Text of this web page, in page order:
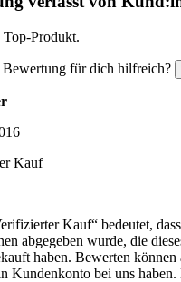
Top-Produkt.
Bewertung für dich hilfreich?
Kauf
Kauf“ bedeutet,
abgegeben wurde, die
haben. Bewerten können
Kundenkonto bei uns haben.